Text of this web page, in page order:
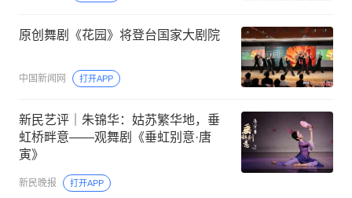
原创舞剧《花园》将登台国家大剧院
中国新闻网 打开APP
新民艺评｜朱锦华：姑苏繁华地，垂
虹桥畔意——观舞剧《垂虹别意·唐
寅》
新民晚报 打开APP